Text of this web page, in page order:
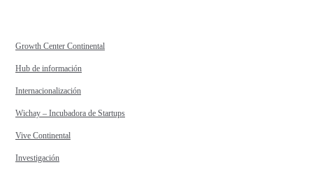
Growth Center Continental
Hub de información
Internacionalización
Wichay – Incubadora de Startups
Vive Continental
Investigación